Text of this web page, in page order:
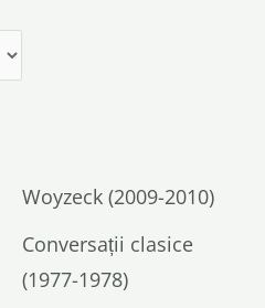
Woyzeck (2009-2010)
Conversații clasice
(1977-1978)